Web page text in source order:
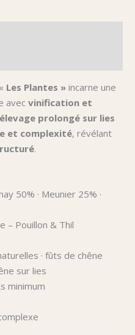
Les Plantes » incarne une
avec vinification et
élevage prolongé sur lies
et complexité, révélant
.
50% · Meunier 25% ·
– Pouillon & Thil
· fûts de chêne
sur lies
minimum